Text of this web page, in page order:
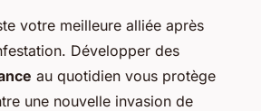
votre meilleure alliée après
Développer des
au quotidien vous protège
une nouvelle invasion de